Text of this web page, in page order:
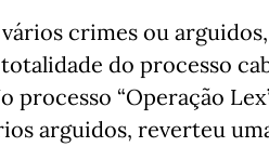
crimes ou
do processo
“Operação
arguidos, reverteu